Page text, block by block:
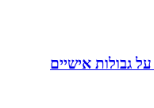
גבולות אישיים